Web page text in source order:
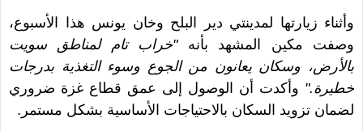
وأثناء زيارتها لمدينتي دير البلح وخان يونس هذا الأسبوع،
وصفت مكين المشهد بأنه"خراب تام لمناطق سويت
بالأرض، وسكان يعانون من الجوع وسوء التغذية بدرجات
خطيرة." وأكدت أن الوصول إلى عمق قطاع غزة ضروري
لضمان تزويد السكان بالاحتياجات الأساسية بشكل مستمر.